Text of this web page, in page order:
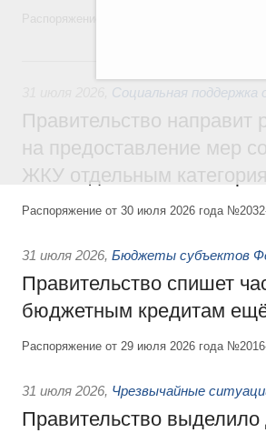
Социальная
Правительство
на предоставление мер
ЖКУ отдельным
Распоряжение от 30 июля 2026 года
31 июля 2026, Бюджеты субъектов
Правительство спишет
бюджетным кредитам
Распоряжение от 29 июля 2026 года
31 июля 2026, Чрезвычайные
Правительство выделило